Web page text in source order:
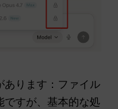
あります：ファイル
ですが、基本的な処